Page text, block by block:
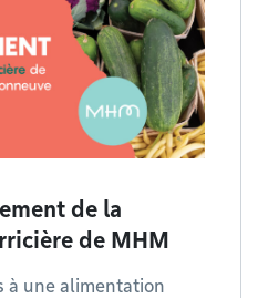
de la
de MHM
à une alimentation